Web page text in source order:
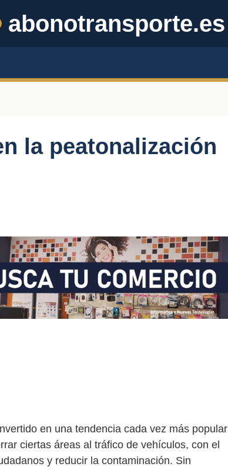
abonotransporte.es
la peatonalización
en una tendencia cada vez más popular
ciertas áreas al tráfico de vehículos, con el
y reducir la contaminación. Sin